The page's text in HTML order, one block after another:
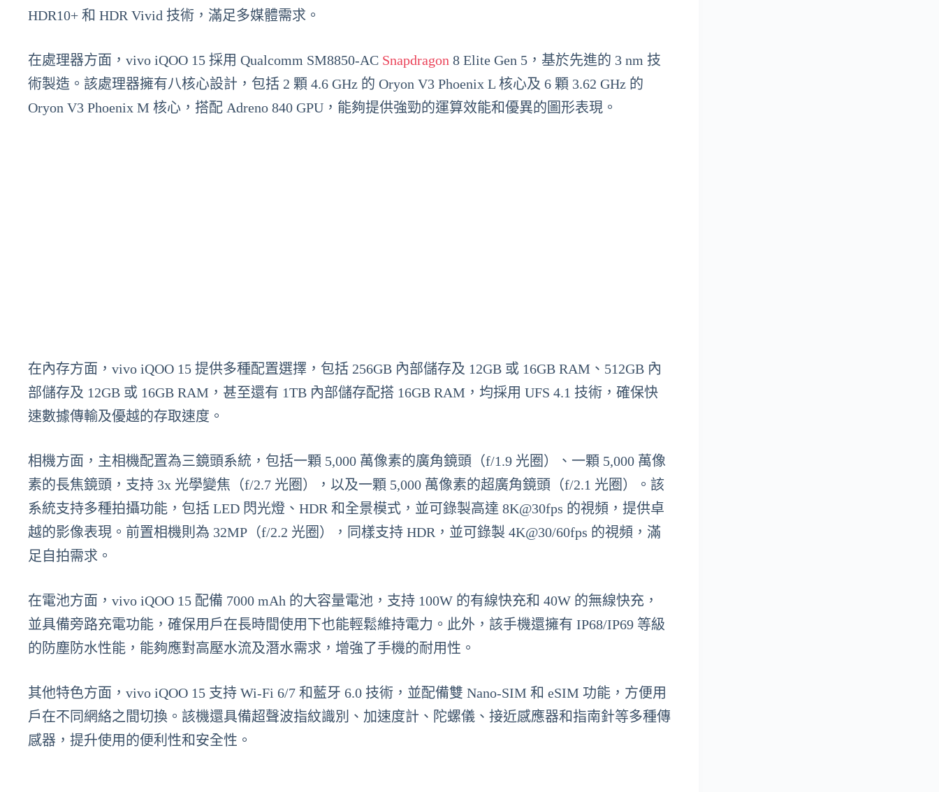
HDR10+ 和 HDR Vivid 技術，滿足多媒體需求。
在處理器方面，vivo iQOO 15 採用 Qualcomm SM8850-AC Snapdragon 8 Elite Gen 5，基於先進的 3 nm 技
術製造。該處理器擁有八核心設計，包括 2 顆 4.6 GHz 的 Oryon V3 Phoenix L 核心及 6 顆 3.62 GHz 的
Oryon V3 Phoenix M 核心，搭配 Adreno 840 GPU，能夠提供強勁的運算效能和優異的圖形表現。
在內存方面，vivo iQOO 15 提供多種配置選擇，包括 256GB 內部儲存及 12GB 或 16GB RAM、512GB 內
部儲存及 12GB 或 16GB RAM，甚至還有 1TB 內部儲存配搭 16GB RAM，均採用 UFS 4.1 技術，確保快
速數據傳輸及優越的存取速度。
相機方面，主相機配置為三鏡頭系統，包括一顆 5,000 萬像素的廣角鏡頭（f/1.9 光圈）、一顆 5,000 萬像
素的長焦鏡頭，支持 3x 光學變焦（f/2.7 光圈），以及一顆 5,000 萬像素的超廣角鏡頭（f/2.1 光圈）。該
系統支持多種拍攝功能，包括 LED 閃光燈、HDR 和全景模式，並可錄製高達 8K@30fps 的視頻，提供卓
越的影像表現。前置相機則為 32MP（f/2.2 光圈），同樣支持 HDR，並可錄製 4K@30/60fps 的視頻，滿
足自拍需求。
在電池方面，vivo iQOO 15 配備 7000 mAh 的大容量電池，支持 100W 的有線快充和 40W 的無線快充，
並具備旁路充電功能，確保用戶在長時間使用下也能輕鬆維持電力。此外，該手機還擁有 IP68/IP69 等級
的防塵防水性能，能夠應對高壓水流及潛水需求，增強了手機的耐用性。
其他特色方面，vivo iQOO 15 支持 Wi-Fi 6/7 和藍牙 6.0 技術，並配備雙 Nano-SIM 和 eSIM 功能，方便用
戶在不同網絡之間切換。該機還具備超聲波指紋識別、加速度計、陀螺儀、接近感應器和指南針等多種傳
感器，提升使用的便利性和安全性。